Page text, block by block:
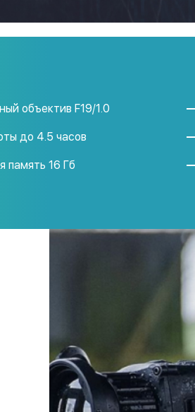
объектив F19/1.0
до 4.5 часов
память 16 Гб